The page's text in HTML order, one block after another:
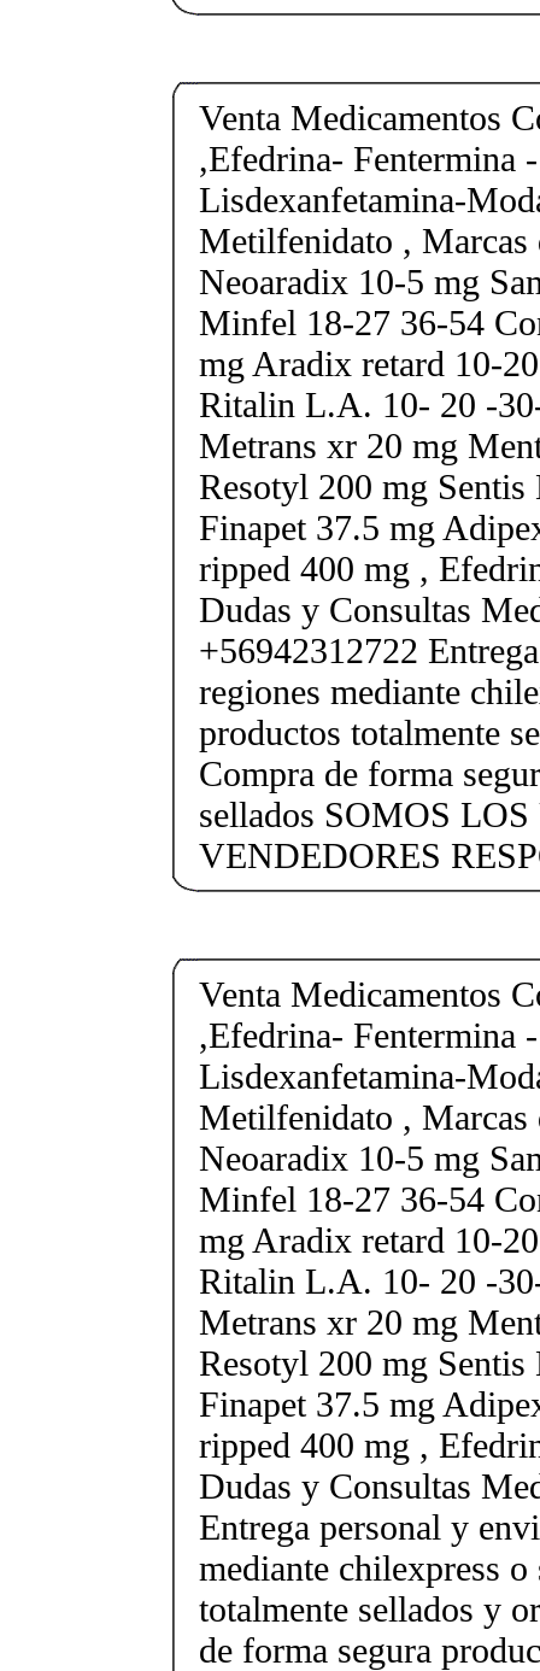
Venta Medicamentos
,Efedrina- Fentermina
Lisdexanfetamina-
Metilfenidato , Marcas
Neoaradix 10-5 mg
Minfel 18-27 36-54
mg Aradix retard 10-
Ritalin L.A. 10- 20 -
Metrans xr 20 mg
Resotyl 200 mg
Finapet 37.5 mg
ripped 400 mg ,
Dudas y Consultas
+56942312722
regiones mediante
productos totalmente
Compra de forma
sellados SOMOS
VENDEDORES
Venta Medicamentos
,Efedrina- Fentermina
Lisdexanfetamina-
Metilfenidato , Marcas
Neoaradix 10-5 mg
Minfel 18-27 36-54
mg Aradix retard 10-
Ritalin L.A. 10- 20 -
Metrans xr 20 mg
Resotyl 200 mg
Finapet 37.5 mg
ripped 400 mg ,
Dudas y Consultas
Entrega personal y
mediante chilexpress
totalmente sellados y
de forma segura